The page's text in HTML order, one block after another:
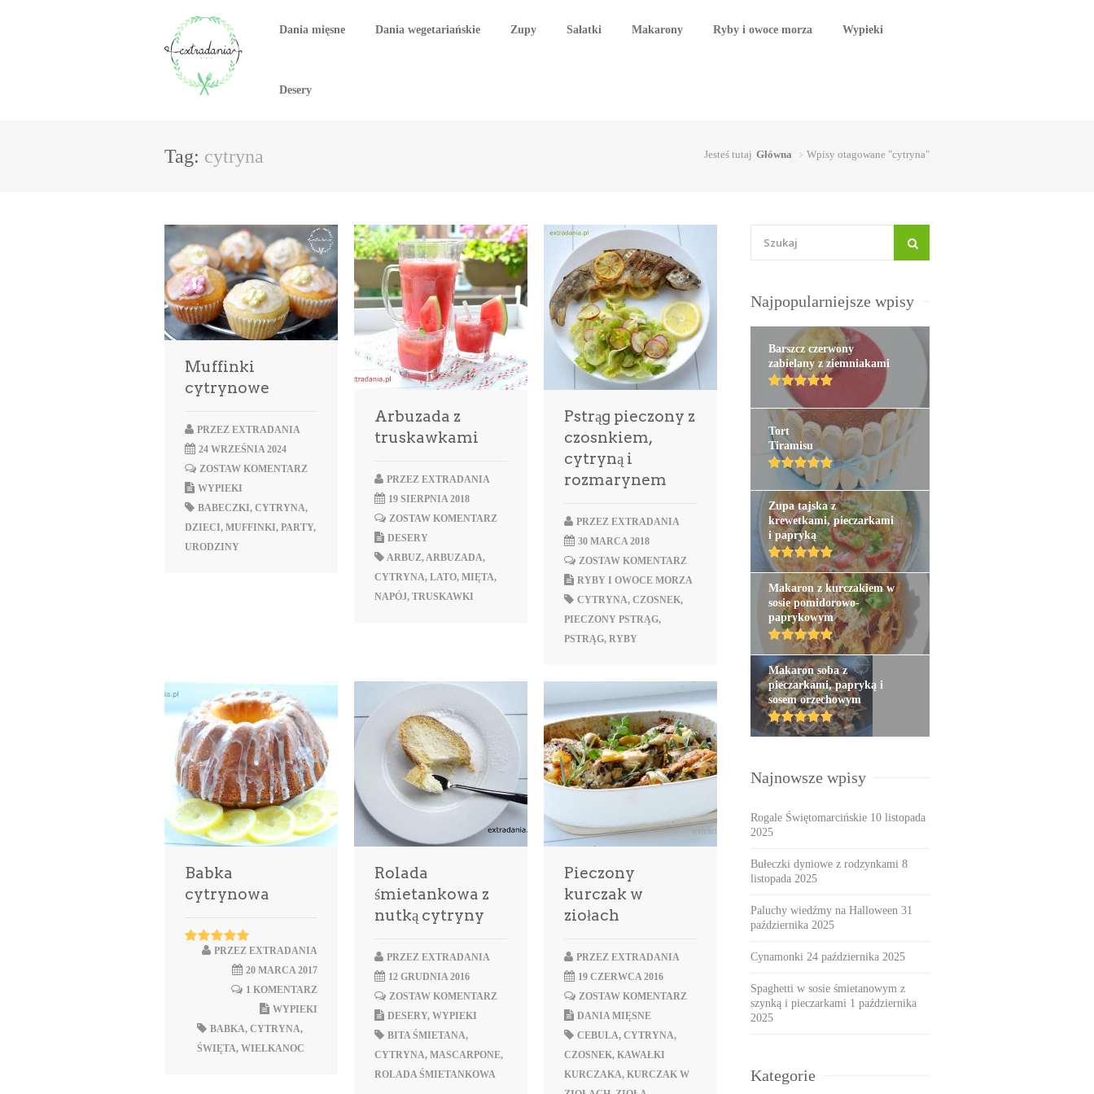
Dania mięsne Dania wegetariańskie Zupy Sałatki Makarony Ryby i owoce morza Wypieki
Desery
Tag: cytryna Jesteś tutaj Główna Wpisy otagowane "cytryna"
Muffinki
cytrynowe
PRZEZ EXTRADANIA
24 WRZEŚNIA 2024
ZOSTAW KOMENTARZ
WYPIEKI
BABECZKI, CYTRYNA,
DZIECI, MUFFINKI, PARTY,
URODZINY
Arbuzada z
truskawkami
PRZEZ EXTRADANIA
19 SIERPNIA 2018
ZOSTAW KOMENTARZ
DESERY
ARBUZ,ARBUZADA,
CYTRYNA, LATO, MIĘTA,
NAPÓJ, TRUSKAWKI
Pstrąg pieczony z
czosnkiem,
cytryną i
rozmarynem
PRZEZ EXTRADANIA
30 MARCA 2018
ZOSTAW KOMENTARZ
RYBY I OWOCE MORZA
CYTRYNA, CZOSNEK,
PIECZONY PSTRĄG,
PSTRĄG, RYBY
Babka
cytrynowa
PRZEZ EXTRADANIA
20 MARCA 2017
1 KOMENTARZ
WYPIEKI
BABKA, CYTRYNA,
ŚWIĘTA, WIELKANOC
Rolada
śmietankowa z
nutką cytryny
PRZEZ EXTRADANIA
12 GRUDNIA 2016
ZOSTAW KOMENTARZ
DESERY, WYPIEKI
BITA ŚMIETANA,
CYTRYNA, MASCARPONE,
ROLADA ŚMIETANKOWA
Pieczony
kurczak w
ziołach
PRZEZ EXTRADANIA
19 CZERWCA 2016
ZOSTAW KOMENTARZ
DANIA MIĘSNE
CEBULA, CYTRYNA,
CZOSNEK, KAWAŁKI
KURCZAKA, KURCZAK W
Najpopularniejsze wpisy
Barszcz czerwony
zabielany z ziemniakami
Tort
Tiramisu
Zupa tajska z
krewetkami, pieczarkami
i papryką
Makaron z kurczakiem w
sosie pomidorowo-
paprykowym
Makaron soba z
pieczarkami, papryką i
sosem orzechowym
Najnowsze wpisy
Rogale Świętomarcińskie 10 listopada
2025
Bułeczki dyniowe z rodzynkami 8
listopada 2025
Paluchy wiedźmy na Halloween 31
października 2025
Cynamonki 24 października 2025
Spaghetti w sosie śmietanowym z
szynką i pieczarkami 1 października
2025
Kategorie